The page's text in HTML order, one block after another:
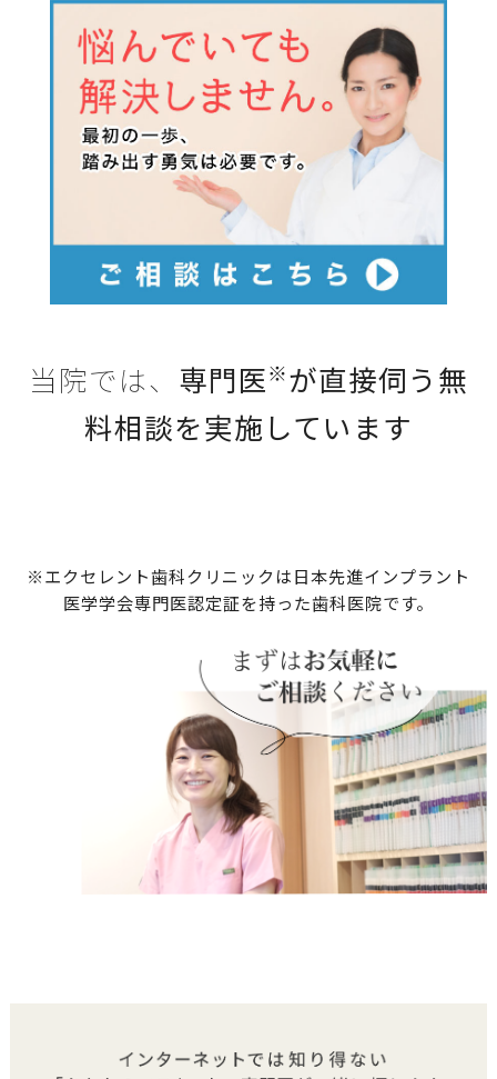
当院では、 専門医※が直接伺う無
料相談を実施しています
※エクセレント歯科クリニックは日本先進インプラント
医学学会専門医認定証を持った歯科医院です。